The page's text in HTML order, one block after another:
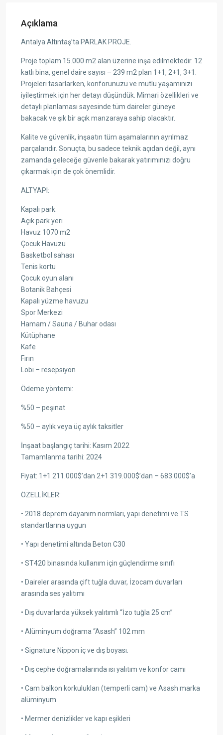
Açıklama
Antalya Altıntaş’ta PARLAK PROJE.
Proje toplam 15.000 m2 alan üzerine inşa edilmektedir. 12
katlı bina, genel daire sayısı – 239 m2 plan 1+1, 2+1, 3+1.
Projeleri tasarlarken, konforunuzu ve mutlu yaşamınızı
iyileştirmek için her detayı düşündük. Mimari özellikleri ve
detaylı planlaması sayesinde tüm daireler güneye
bakacak ve şık bir açık manzaraya sahip olacaktır.
Kalite ve güvenlik, inşaatın tüm aşamalarının ayrılmaz
parçalarıdır. Sonuçta, bu sadece teknik açıdan değil, aynı
zamanda geleceğe güvenle bakarak yatırımınızı doğru
çıkarmak için de çok önemlidir.
ALTYAPI:
Kapalı park.
Açık park yeri
Havuz 1070 m2
Çocuk Havuzu
Basketbol sahası
Tenis kortu
Çocuk oyun alanı
Botanik Bahçesi
Kapalı yüzme havuzu
Spor Merkezi
Hamam / Sauna / Buhar odası
Kütüphane
Kafe
Fırın
Lobi – resepsiyon
Ödeme yöntemi:
%50 – peşinat
%50 – aylık veya üç aylık taksitler
İnşaat başlangıç tarihi: Kasım 2022
Tamamlanma tarihi: 2024
Fiyat: 1+1 211.000$’dan 2+1 319.000$’dan – 683.000$’a
ÖZELLİKLER:
• 2018 deprem dayanım normları, yapı denetimi ve TS
standartlarına uygun
• Yapı denetimi altında Beton C30
• ST420 binasında kullanım için güçlendirme sınıfı
• Daireler arasında çift tuğla duvar, İzocam duvarları
arasında ses yalıtımı
• Dış duvarlarda yüksek yalıtımlı “İzo tuğla 25 cm”
• Alüminyum doğrama “Asash” 102 mm
• Signature Nippon iç ve dış boyası.
• Dış cephe doğramalarında ısı yalıtım ve konfor camı
• Cam balkon korkulukları (temperli cam) ve Asash marka
alüminyum
• Mermer denizlikler ve kapı eşikleri